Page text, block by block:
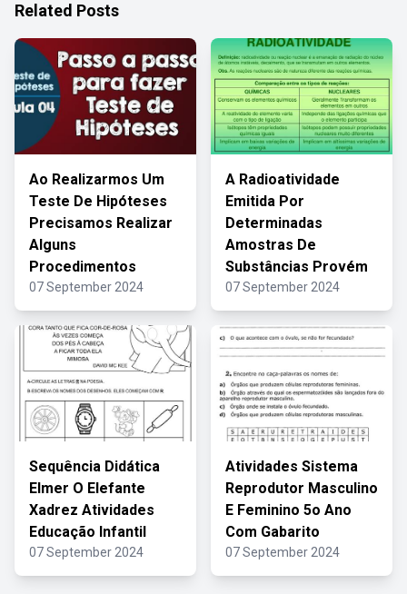
Related Posts
Ao Realizarmos Um
Teste De Hipóteses
Precisamos Realizar
Alguns
Procedimentos
07 September 2024
A Radioatividade
Emitida Por
Determinadas
Amostras De
Substâncias Provém
07 September 2024
Sequência Didática
Elmer O Elefante
Xadrez Atividades
Educação Infantil
07 September 2024
Atividades Sistema
Reprodutor Masculino
E Feminino 5o Ano
Com Gabarito
07 September 2024